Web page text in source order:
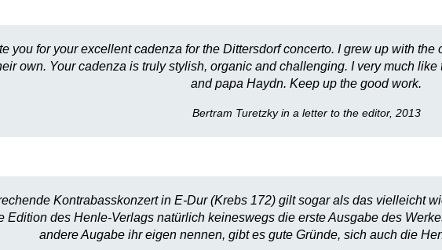
you for your excellent cadenza for the Dittersdorf concerto. I grew up with
own. Your cadenza is truly stylish, organic and challenging. I very much
and papa Haydn. Keep up the good work.
Bertram Turetzky in a letter to the editor, 2013
Kontrabasskonzert in E-Dur (Krebs 172) gilt sogar als das vielleicht
Edition des Henle-Verlags natürlich keineswegs die erste Ausgabe des
andere Augabe ihr eigen nennen, gibt es gute Gründe, sich auch die